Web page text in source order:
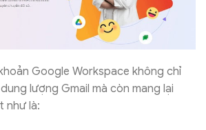
Google Workspace không chỉ
lượng Gmail mà còn mang lại
như là: